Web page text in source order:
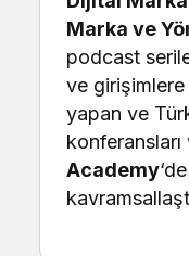
Marka ve
podcast
ve
yapan ve
Academy